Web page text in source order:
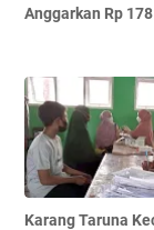
Anggarkan Rp
Karang Taruna